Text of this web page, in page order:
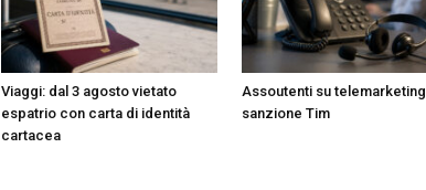
Viaggi: dal 3 agosto vietato
espatrio con carta di identità
cartacea
Assoutenti su telemarketing
sanzione Tim